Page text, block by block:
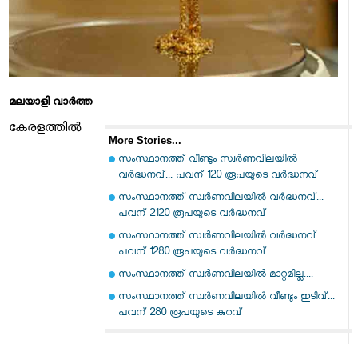
മലയാളി വാര്‍ത്ത
More Stories...
സംസ്ഥാനത്ത് വീണ്ടും സ്വർണവിലയിൽ
വർദ്ധനവ്... പവന് 120 രൂപയുടെ വർദ്ധനവ്
സംസ്ഥാനത്ത് സ്വര്‍ണവിലയിൽ വർദ്ധനവ്...
പവന് 2120 രൂപയുടെ വർദ്ധനവ്
സംസ്ഥാനത്ത് സ്വര്‍ണവിലയിൽ വർദ്ധനവ്..
പവന് 1280 രൂപയുടെ വർദ്ധനവ്
സംസ്ഥാനത്ത് സ്വര്‍ണവിലയില്‍ മാറ്റമില്ല....
സംസ്ഥാനത്ത് സ്വർണവിലയിൽ വീണ്ടും ഇടിവ്...
പവന് 280 രൂപയുടെ കുറവ്
കേരളത്തിൽ